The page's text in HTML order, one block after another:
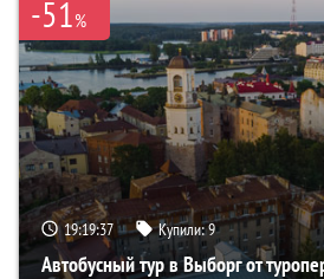
-51%
19:19:35 Купили:9
Автобусный тур в Выборг от